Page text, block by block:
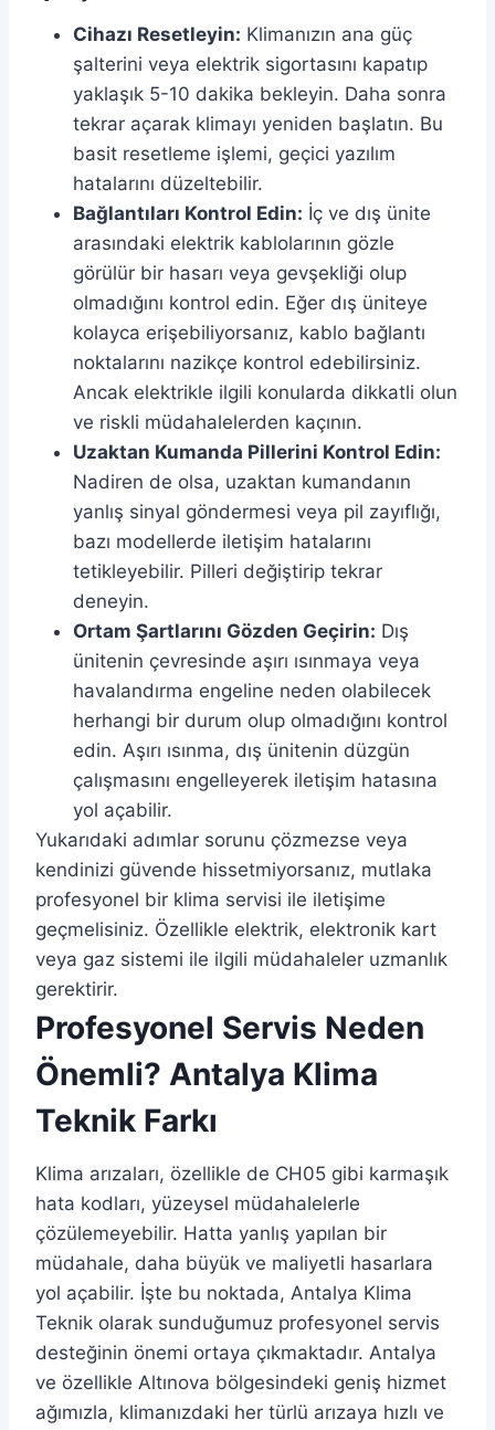
Cihazı Resetleyin: Klimanızın ana güç
şalterini veya elektrik sigortasını kapatıp
yaklaşık 5-10 dakika bekleyin. Daha sonra
tekrar açarak klimayı yeniden başlatın. Bu
basit resetleme işlemi, geçici yazılım
hatalarını düzeltebilir.
Bağlantıları Kontrol Edin: İç ve dış ünite
arasındaki elektrik kablolarının gözle
görülür bir hasarı veya gevşekliği olup
olmadığını kontrol edin. Eğer dış üniteye
kolayca erişebiliyorsanız, kablo bağlantı
noktalarını nazikçe kontrol edebilirsiniz.
Ancak elektrikle ilgili konularda dikkatli olun
ve riskli müdahalelerden kaçının.
Uzaktan Kumanda Pillerini Kontrol Edin:
Nadiren de olsa, uzaktan kumandanın
yanlış sinyal göndermesi veya pil zayıflığı,
bazı modellerde iletişim hatalarını
tetikleyebilir. Pilleri değiştirip tekrar
deneyin.
Ortam Şartlarını Gözden Geçirin: Dış
ünitenin çevresinde aşırı ısınmaya veya
havalandırma engeline neden olabilecek
herhangi bir durum olup olmadığını kontrol
edin. Aşırı ısınma, dış ünitenin düzgün
çalışmasını engelleyerek iletişim hatasına
yol açabilir.
Yukarıdaki adımlar sorunu çözmezse veya
kendinizi güvende hissetmiyorsanız, mutlaka
profesyonel bir klima servisi ile iletişime
geçmelisiniz. Özellikle elektrik, elektronik kart
veya gaz sistemi ile ilgili müdahaleler uzmanlık
gerektirir.
Profesyonel Servis Neden
Önemli? Antalya Klima
Teknik Farkı
Klima arızaları, özellikle de CH05 gibi karmaşık
hata kodları, yüzeysel müdahalelerle
çözülemeyebilir. Hatta yanlış yapılan bir
müdahale, daha büyük ve maliyetli hasarlara
yol açabilir. İşte bu noktada, Antalya Klima
Teknik olarak sunduğumuz profesyonel servis
desteğinin önemi ortaya çıkmaktadır. Antalya
ve özellikle Altınova bölgesindeki geniş hizmet
ağımızla, klimanızdaki her türlü arızaya hızlı ve